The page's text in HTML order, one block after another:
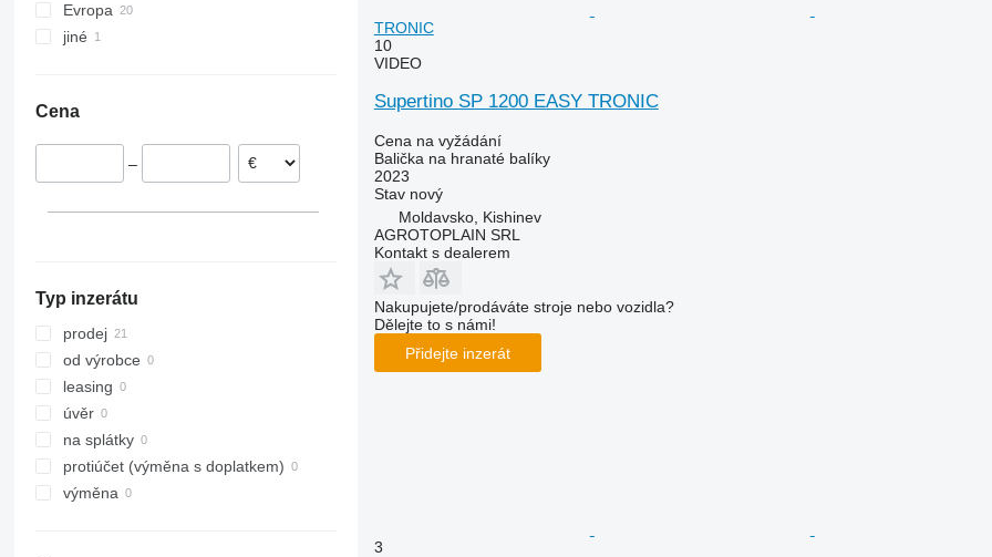
Evropa
jiné
Cena
–
Typ inzerátu
prodej
od výrobce
leasing
úvěr
na splátky
protiúčet (výměna s doplatkem)
výměna
TRONIC
10
VIDEO
Supertino SP 1200 EASY TRONIC
Cena na vyžádání
Balička na hranaté balíky
2023
Stavnový
Moldavsko, Kishinev
AGROTOPLAIN SRL
Kontakt s dealerem
Nakupujete/prodáváte stroje nebo vozidla?
Dělejte to s námi!
Přidejte inzerát
3